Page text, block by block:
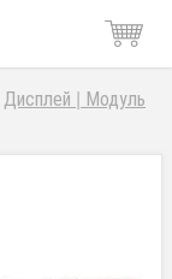
Дисплей | Модуль